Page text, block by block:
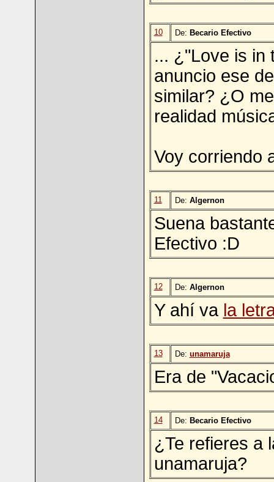
10 De: Becario Efectivo
... ¿"Love is in
anuncio ese
similar? ¿O
realidad
Voy corriendo
11 De: Algernon
Suena
Efectivo :D
12 De: Algernon
Y ahí va la
13 De: unamaruja
Era de
14 De: Becario Efectivo
¿Te refieres a
unamaruja?